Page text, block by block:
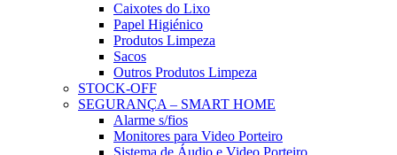
Caixotes do Lixo
Papel Higiénico
Produtos Limpeza
Sacos
Outros Produtos Limpeza
STOCK-OFF
SEGURANÇA – SMART HOME
Alarme s/fios
Monitores para Video Porteiro
Sistema de Áudio e Video Porteiro